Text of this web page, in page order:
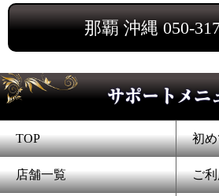
那覇 沖縄050-
サポートメニ
TOP 初
店舗一覧 ご